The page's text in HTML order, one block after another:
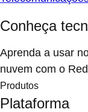
Conheça
Aprenda a usar
nuvem com o
Produtos
Plataforma